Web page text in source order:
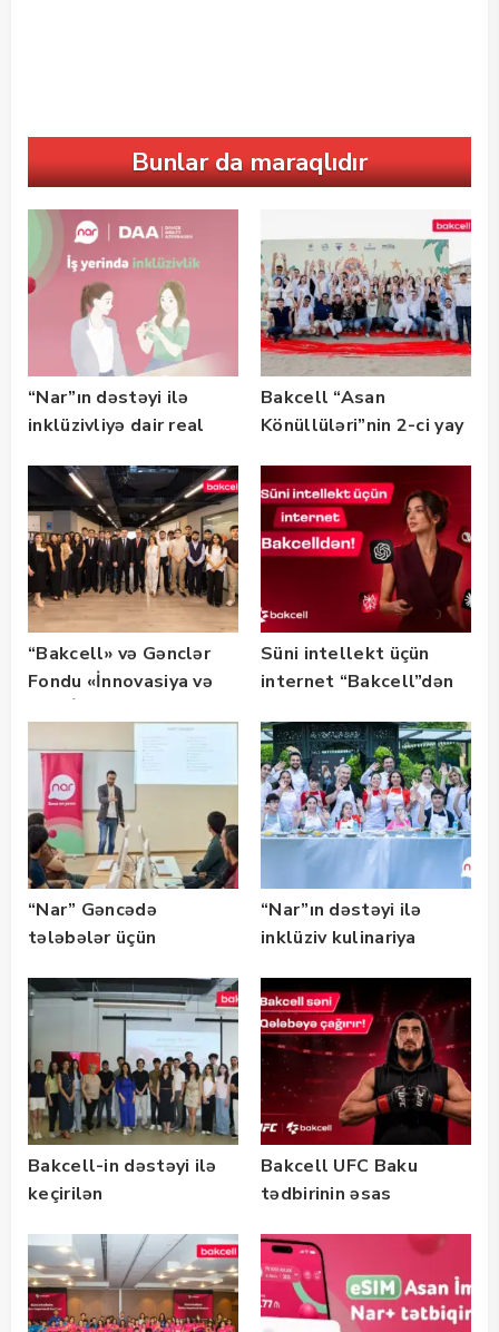
Bunlar da maraqlıdır
“Nar”ın dəstəyi ilə
inklüzivliyə dair real
təqdim edilir
Bakcell “Asan
Könüllüləri”nin 2-ci yay
olub — FOTO
“Bakcell» və Gənclər
Fondu «İnnovasiya və
təqaüd proqramının
qalibləri ilə görüş
keçirib
Süni intellekt üçün
internet “Bakcell”dən
“Nar” Gəncədə
tələbələr üçün
təlimləri təşkil edib
“Nar”ın dəstəyi ilə
inklüziv kulinariya
keçirilib — Fotolar
Bakcell-in dəstəyi ilə
keçirilən
Bootcamp” başladı
Bakcell UFC Baku
tədbirinin əsas